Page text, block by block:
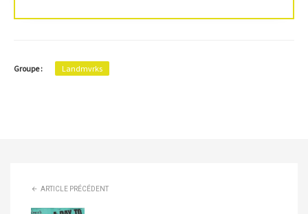
Groupe : Landmvrks
ARTICLE PRÉCÉDENT